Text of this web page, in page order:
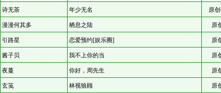
诗无茶 年少无名 原
漫漫何其多 栖息之陆 原
引路星 恋爱预约[娱乐圈] 原
酱子贝 我不上你的当 原
夜蔓 你好，周先生 原
玄笺 林视狼顾 原